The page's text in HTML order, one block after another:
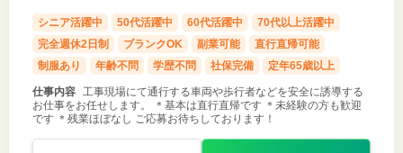
シニア活躍中 50代活躍中 60代活躍中
70代以上活躍中
完全週休2日制
ブランクOK 副業可能
直行直帰可能
制服あり
年齢不問 学歴不問 社保完備 定年65歳以上
仕事内容 工事現場にて通行する車両や歩行者などを安全に誘導する
お仕事をお任せします。 ＊基本は直行直帰です ＊未経験の方も歓迎
です ＊残業ほぼなし ご応募お待ちしております！